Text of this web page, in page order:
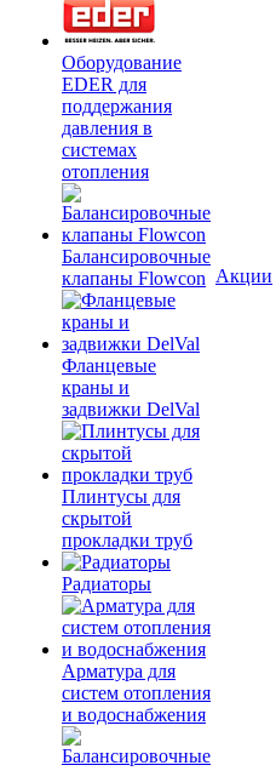
Оборудование
EDER для
поддержания
давления в
системах
отопления
Балансировочные
клапаны Flowcon
Фланцевые
краны и
задвижки DelVal
Плинтусы для
скрытой
прокладки труб
Радиаторы
Арматура для
систем отопления
и водоснабжения
Акции